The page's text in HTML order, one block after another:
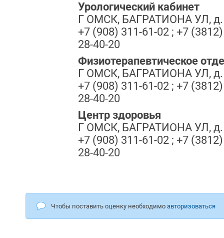
Урологический кабинет
Г ОМСК, БАГРАТИОНА УЛ, д.
+7 (908) 311-61-02 ; +7
28-40-20
Физиотерапевтическое
Г ОМСК, БАГРАТИОНА УЛ, д.
+7 (908) 311-61-02 ; +7
28-40-20
Центр здоровья
Г ОМСК, БАГРАТИОНА УЛ, д.
+7 (908) 311-61-02 ; +7
28-40-20
Чтобы поставить оценку необходимоавторизоваться